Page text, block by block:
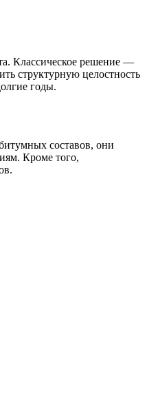
Классическое решение —
структурную целостность
годы.
составов, они
Кроме того,